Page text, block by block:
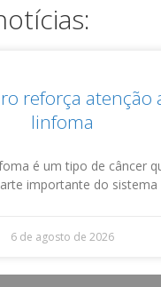
reforça atenção
linfoma
é um tipo de câncer
importante do
6 de agosto de 2026